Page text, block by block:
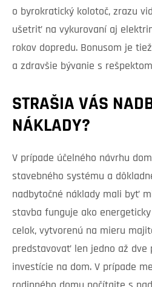
o byrokratický kolotoč, zrazu
ušetriť na vykurovaní aj
rokov dopredu. Bonusom je
a zdravšie bývanie s
STRAŠIA VÁS
NÁKLADY?
V prípade účelného návrhu
stavebného systému a
nadbytočné náklady mali byť
stavba funguje ako
celok, vytvorenú na mieru
predstavovať len jedno až dve
investície na dom. V prípade